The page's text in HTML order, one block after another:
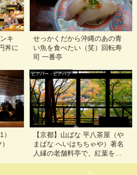
キ
丼に
せっかくだから沖縄のあの青
い魚を食べたい（笑）回転寿
司 一番亭
ビアバー・ビアパブ
【京都】山ばな 平八茶屋（や
まばな へいはちちゃや）著名
人縁の老舗料亭で、紅葉を楽
しみながら麦飯とろろ膳@京